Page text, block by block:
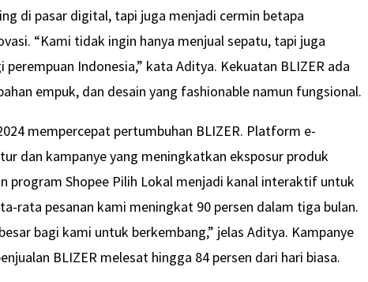
di pasar digital, tapi juga menjadi cermin betapa
“Kami tidak ingin hanya menjual sepatu, tapi juga
Indonesia,” kata Aditya. Kekuatan BLIZER ada
empuk, dan desain yang fashionable namun fungsional.
mempercepat pertumbuhan BLIZER. Platform e-
dan kampanye yang meningkatkan eksposur produk
program Shopee Pilih Lokal menjadi kanal interaktif untuk
rata pesanan kami meningkat 90 persen dalam tiga bulan.
bagi kami untuk berkembang,” jelas Aditya. Kampanye
BLIZER melesat hingga 84 persen dari hari biasa.